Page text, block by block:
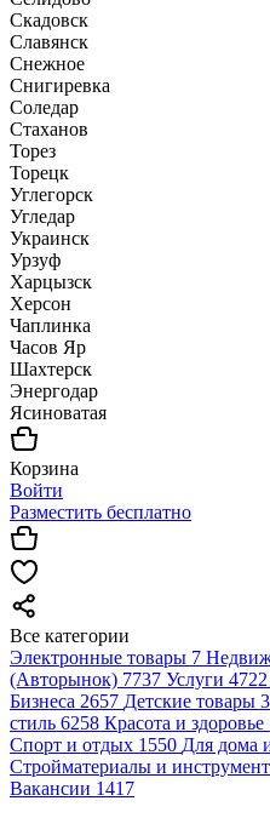
Скадовск
Славянск
Снежное
Снигиревка
Соледар
Стаханов
Торез
Торецк
Углегорск
Угледар
Украинск
Урзуф
Харцызск
Херсон
Чаплинка
Часов Яр
Шахтерск
Энергодар
Ясиноватая
Корзина
Войти
Разместить бесплатно
Все категории
Электронные товары 7
(Авторынок) 7737 Услуги 4722
Бизнеса 2657 Детские товары
стиль 6258 Красота и здоровье
Спорт и отдых 1550 Для дома
Стройматериалы и
Вакансии 1417